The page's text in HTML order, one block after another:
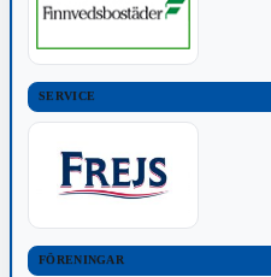
SERVICE
FÖRENINGAR